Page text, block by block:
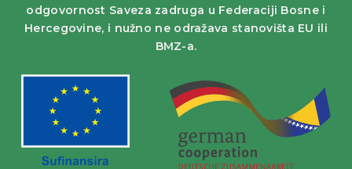
odgovornost Saveza zadruga u Federaciji Bosne i
Hercegovine, i nužno ne odražava stanovišta EU ili
BMZ-a.